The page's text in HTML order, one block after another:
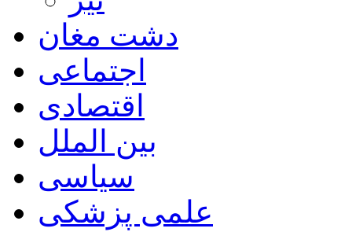
دشت مغان
اجتماعی
اقتصادی
بین الملل
سیاسی
علمی پزشکی